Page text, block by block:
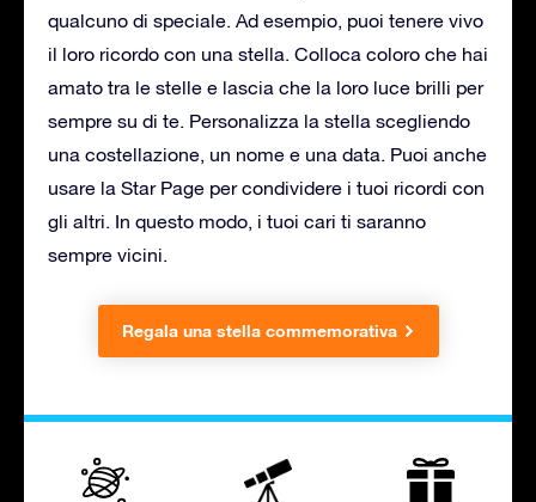
qualcuno di speciale. Ad esempio, puoi tenere vivo
il loro ricordo con una stella. Colloca coloro che hai
amato tra le stelle e lascia che la loro luce brilli per
sempre su di te. Personalizza la stella scegliendo
una costellazione, un nome e una data. Puoi anche
usare la Star Page per condividere i tuoi ricordi con
gli altri. In questo modo, i tuoi cari ti saranno
sempre vicini.
Regala una stella commemorativa